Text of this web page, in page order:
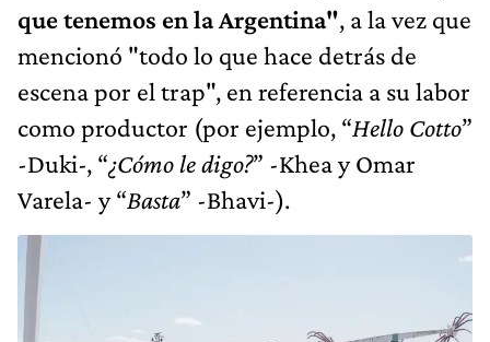
que tenemos en la Argentina", a la vez que
mencionó "todo lo que hace detrás de
escena por el trap", en referencia a su labor
como productor (por ejemplo, “Hello Cotto”
-Duki-, “¿Cómo le digo?” -Khea y Omar
Varela- y “Basta” -Bhavi-).